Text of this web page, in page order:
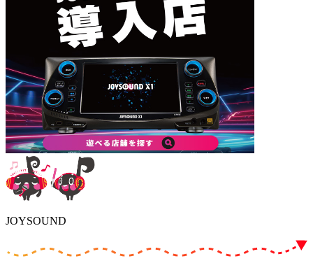
JOYSOUND